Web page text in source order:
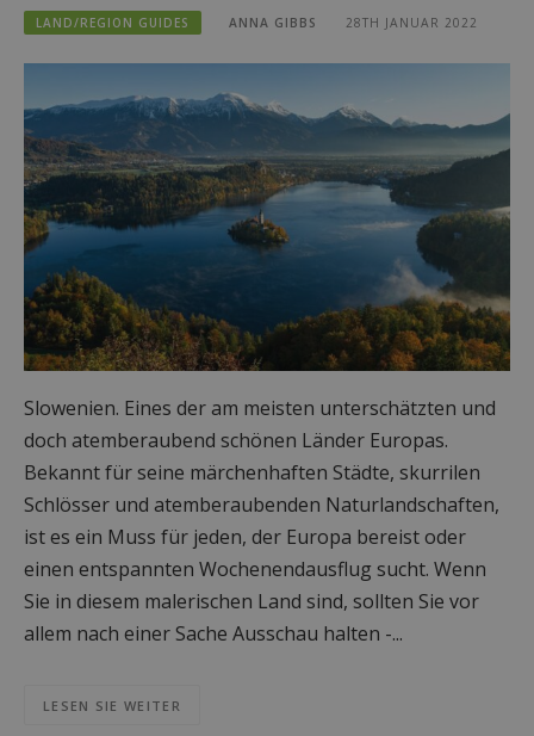
LAND/REGION GUIDES ANNA GIBBS 28TH JANUAR 2022
Slowenien. Eines der am meisten unterschätzten und
doch atemberaubend schönen Länder Europas.
Bekannt für seine märchenhaften Städte, skurrilen
Schlösser und atemberaubenden Naturlandschaften,
ist es ein Muss für jeden, der Europa bereist oder
einen entspannten Wochenendausflug sucht. Wenn
Sie in diesem malerischen Land sind, sollten Sie vor
allem nach einer Sache Ausschau halten -...
LESEN SIE WEITER